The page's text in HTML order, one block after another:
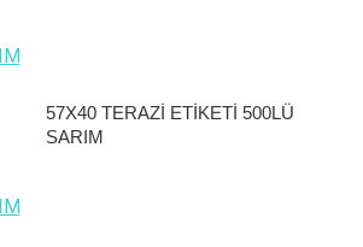
57X40 TERAZİ ETİKETİ 500LÜ
SARIM